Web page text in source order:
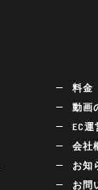
料金
動画
EC
会社
お知
お問